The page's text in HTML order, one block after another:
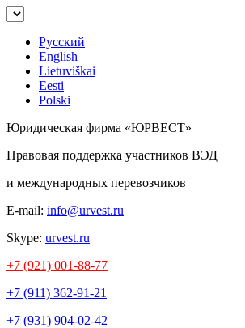
Русский
English
Lietuviškai
Eesti
Polski
Юридическая фирма «ЮРВЕСТ»
Правовая поддержка участников ВЭД
и международных перевозчиков
E-mail: info@urvest.ru
Skype: urvest.ru
+7 (921) 001-88-77
+7 (911) 362-91-21
+7 (931) 904-02-42